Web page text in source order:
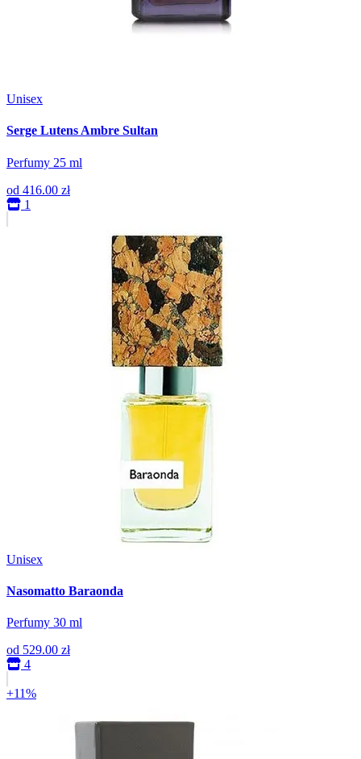
Unisex
Serge Lutens Ambre Sultan
Perfumy 25 ml
od 416.00 zł
1
Unisex
Nasomatto Baraonda
Perfumy 30 ml
od 529.00 zł
4
+11%